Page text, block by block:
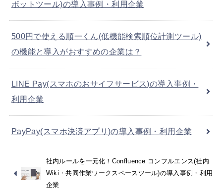
ボットツール)の導入事例・利用企業
500円で使える順一くん(低機能検索順位計測ツール)
の機能と導入がおすすめの企業は？
LINE Pay(スマホのおサイフサービス)の導入事例・
利用企業
PayPay(スマホ決済アプリ)の導入事例・利用企業
社内ルールを一元化！Confluence コンフルエンス(社内
Wiki・共同作業ワークスペースツール)の導入事例・利用
企業